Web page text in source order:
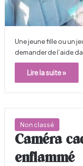
Une jeune fille ou un
demander de l’aide
Lire la suite »
Non classé
Caméra
enflammé